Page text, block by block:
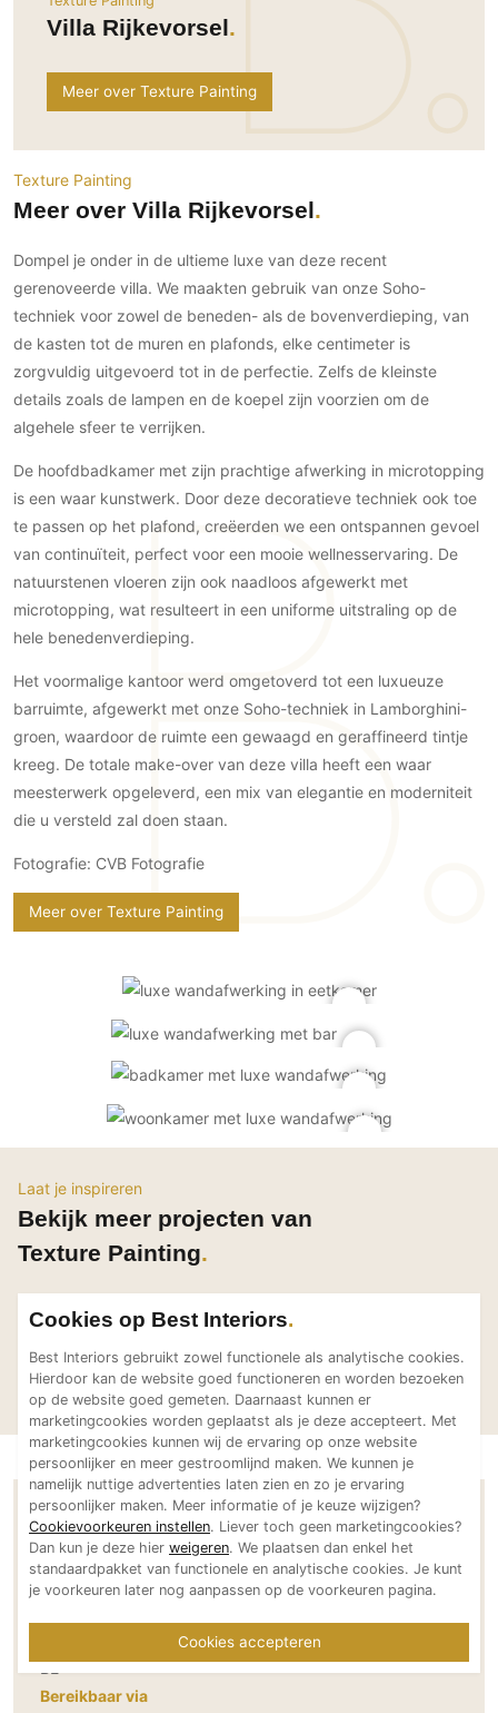
Woondecoratie
Inrichting
Roomdividers
Meubels
Verlichting
Glas
Interieurbouw
Trappen
Keuken
Keukens
Keukenaccessoires
Keukenkranen
Ramen en deuren
Binnendeuren
Aluminium deuren
Houten deuren
Stalen deuren
Systeemwanden
Deurbeslag
Meubelbeslag
Vloer
Beton Ciré vloeren
PVC vloeren
Houten vloeren
Natuursteen en keramiek vloeren
Vloerkleden
Afwerking
Natuursteen en keramiek
Leer
Schilderwerk
Stucwerk
Spuitwerk
Technologie
Audio/Video
Thuisbioscoop
Ramen
Deursystemen
Glazen wandsystemen
Garagedeuren
Zonwering
Buitenshutters
Overig
Autolift
Gevel
Gevelbekleding
Gevelstenen
Houten gevelbekleding
Stucwerk
Schilderwerk buiten
Tuinmeubelen
Zwemmen
Tuin wellness
Vloer
Buitenvloeren
Houten buitenvloeren
Natuursteen en keramiek
buitenvloeren
Vlonders
Zonwering buiten
Kinderkamer
Slaapkamer
Thuisbioscoop
Toilet
Wellness
Werkkamer
Bijgebouw / Poolhouse
Terrasoverkapping
Tuin
Villa
Zwembad
Zakelijk
Horeca
Kantoor
Villa Rijkevorsel
Meer over Texture Painting
Texture Painting
Meer over Villa Rijkevorsel
Dompel je onder in de ultieme luxe van deze recent
gerenoveerde villa. We maakten gebruik van onze Soho-
techniek voor zowel de beneden- als de bovenverdieping, van
de kasten tot de muren en plafonds, elke centimeter is
zorgvuldig uitgevoerd tot in de perfectie. Zelfs de kleinste
details zoals de lampen en de koepel zijn voorzien om de
algehele sfeer te verrijken.
De hoofdbadkamer met zijn prachtige afwerking in microtopping
is een waar kunstwerk. Door deze decoratieve techniek ook toe
te passen op het plafond, creëerden we een ontspannen gevoel
van continuïteit, perfect voor een mooie wellnesservaring. De
natuurstenen vloeren zijn ook naadloos afgewerkt met
microtopping, wat resulteert in een uniforme uitstraling op de
hele benedenverdieping.
Het voormalige kantoor werd omgetoverd tot een luxueuze
barruimte, afgewerkt met onze Soho-techniek in Lamborghini-
groen, waardoor de ruimte een gewaagd en geraffineerd tintje
kreeg. De totale make-over van deze villa heeft een waar
meesterwerk opgeleverd, een mix van elegantie en moderniteit
die u versteld zal doen staan.
Fotografie: CVB Fotografie
Meer over Texture Painting
Laat je inspireren
Bekijk meer projecten van
Texture Painting
Texture Painting
Luxe villa Oud-
Turnhout
Texture PaintingMexico
Contactgegevens Texture Painting
Adresgegevens
BE
Bereikbaar via
Cookies op Best Interiors
Best Interiors gebruikt zowel functionele als analytische cookies.
Hierdoor kan de website goed functioneren en worden bezoeken
op de website goed gemeten. Daarnaast kunnen er
marketingcookies worden geplaatst als je deze accepteert. Met
marketingcookies kunnen wij de ervaring op onze website
persoonlijker en meer gestroomlijnd maken. We kunnen je
namelijk nuttige advertenties laten zien en zo je ervaring
persoonlijker maken. Meer informatie of je keuze wijzigen?
Cookievoorkeuren instellen. Liever toch geen marketingcookies?
Dan kun je deze hier weigeren. We plaatsen dan enkel het
standaardpakket van functionele en analytische cookies. Je kunt
je voorkeuren later nog aanpassen op de voorkeuren pagina.
Cookies accepteren